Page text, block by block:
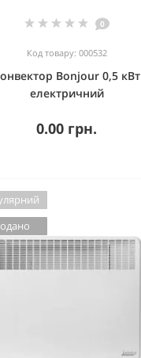
0
Код товару: 000532
Bonjour 0,5 кВт
електричний
0.00 грн.